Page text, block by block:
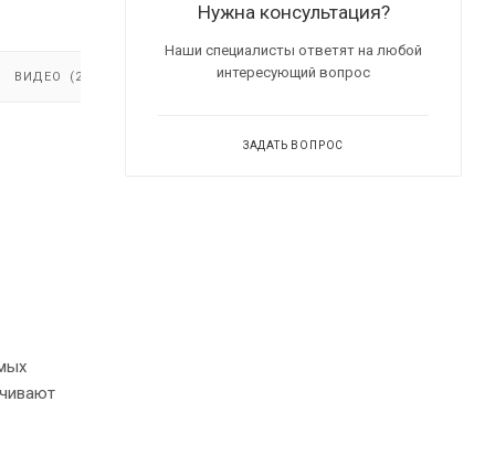
ВИДЕО (2)
Нужна консультация?
Наши специалисты ответят на любой
интересующий вопрос
ЗАДАТЬ ВОПРОС